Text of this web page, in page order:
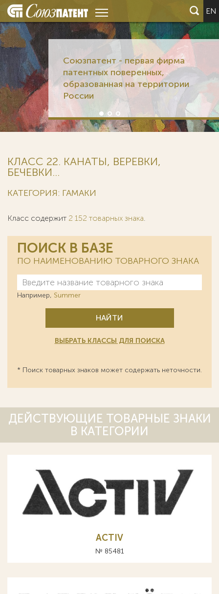
EN
Союзпатент - первая фирма
патентных поверенных,
образованная на территории
России
КЛАСС 22. КАНАТЫ, ВЕРЕВКИ,
БЕЧЕВКИ...
КАТЕГОРИЯ: ГАМАКИ
Класс содержит 2 152 товарных знака.
ПОИСК В БАЗЕ
ПО НАИМЕНОВАНИЮ ТОВАРНОГО ЗНАКА
Например, Summer
НАЙТИ
ВЫБРАТЬ КЛАССЫ ДЛЯ ПОИСКА
* Поиск товарных знаков может содержать неточности.
ДЕЙСТВУЮЩИЕ ТОВАРНЫЕ ЗНАКИ
В КАТЕГОРИИ
ACTIV
№ 85481